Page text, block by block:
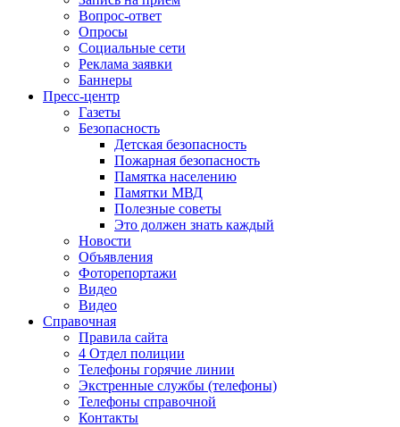
Вопрос-ответ
Опросы
Социальные сети
Реклама заявки
Баннеры
Пресс-центр
Газеты
Безопасность
Детская безопасность
Пожарная безопасность
Памятка населению
Памятки МВД
Полезные советы
Это должен знать каждый
Новости
Объявления
Фоторепортажи
Видео
Видео
Справочная
Правила сайта
4 Отдел полиции
Телефоны горячие линии
Экстренные службы (телефоны)
Телефоны справочной
Контакты